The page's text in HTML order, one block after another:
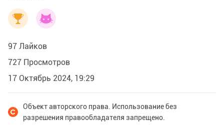
97 Лайков
727 Просмотров
17 Октябрь 2024, 19:29
Объект авторского права. Использование без
разрешения правообладателя запрещено.